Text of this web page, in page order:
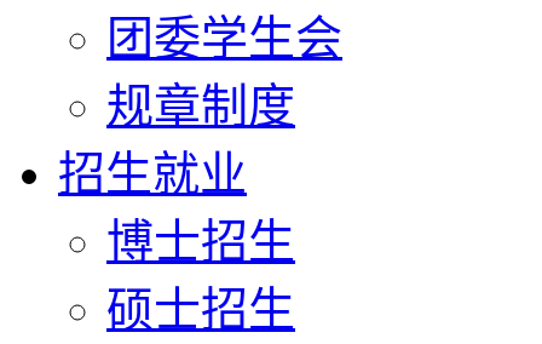
团委学生会
规章制度
招生就业
博士招生
硕士招生